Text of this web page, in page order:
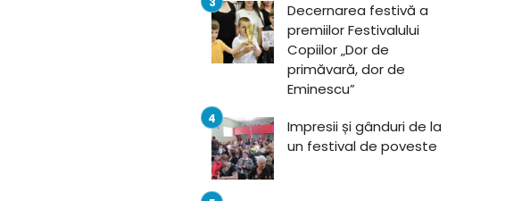
Decernarea festivă a
premiilor Festivalului
Copiilor „Dor de
primăvară, dor de
Eminescu”
Impresii și gânduri de la
un festival de poveste